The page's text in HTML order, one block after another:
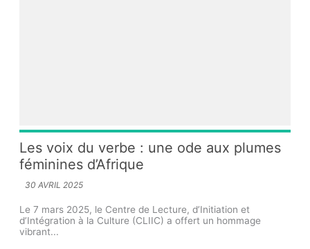
Les voix du verbe : une ode aux plumes
féminines d’Afrique
30 AVRIL 2025
Le 7 mars 2025, le Centre de Lecture, d’Initiation et
d’Intégration à la Culture (CLIIC) a offert un hommage
vibrant...